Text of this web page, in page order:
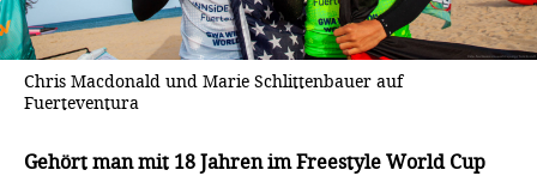
Chris Macdonald und Marie Schlittenbauer auf
Fuerteventura
Gehört man mit 18 Jahren im Freestyle World Cup